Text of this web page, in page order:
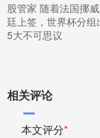
股管家 随着法国挪
廷上签，世界杯分组
5大不可思议
相关评论
本文评分*